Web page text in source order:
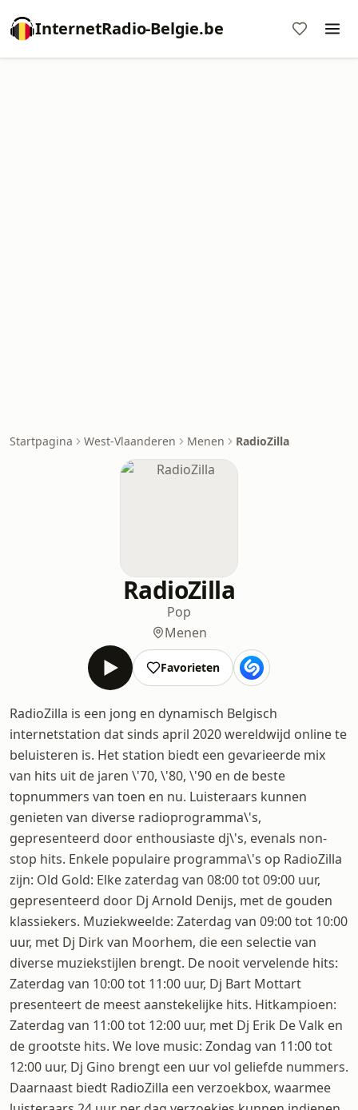
InternetRadio-Belgie.be
Startpagina West-Vlaanderen Menen RadioZilla
RadioZilla
Pop
Menen
Favorieten
RadioZilla is een jong en dynamisch Belgisch
internetstation dat sinds april 2020 wereldwijd online te
beluisteren is. Het station biedt een gevarieerde mix
van hits uit de jaren \'70, \'80, \'90 en de beste
topnummers van toen en nu. Luisteraars kunnen
genieten van diverse radioprogramma\'s,
gepresenteerd door enthousiaste dj\'s, evenals non-
stop hits. Enkele populaire programma\'s op RadioZilla
zijn: Old Gold: Elke zaterdag van 08:00 tot 09:00 uur,
gepresenteerd door Dj Arnold Denijs, met de gouden
klassiekers. Muziekweelde: Zaterdag van 09:00 tot 10:00
uur, met Dj Dirk van Moorhem, die een selectie van
diverse muziekstijlen brengt. De nooit vervelende hits:
Zaterdag van 10:00 tot 11:00 uur, Dj Bart Mottart
presenteert de meest aanstekelijke hits. Hitkampioen:
Zaterdag van 11:00 tot 12:00 uur, met Dj Erik De Valk en
de grootste hits. We love music: Zondag van 11:00 tot
12:00 uur, Dj Gino brengt een uur vol geliefde nummers.
Daarnaast biedt RadioZilla een verzoekbox, waarmee